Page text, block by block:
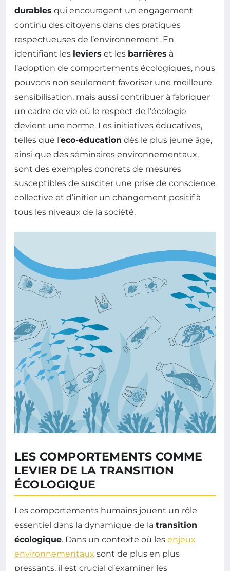
durables qui encouragent un engagement
continu des citoyens dans des pratiques
respectueuses de l’environnement. En
identifiant les leviers et les barrières à
l’adoption de comportements écologiques, nous
pouvons non seulement favoriser une meilleure
sensibilisation, mais aussi contribuer à fabriquer
un cadre de vie où le respect de l’écologie
devient une norme. Les initiatives éducatives,
telles que l’eco-éducation dès le plus jeune âge,
ainsi que des séminaires environnementaux,
sont des exemples concrets de mesures
susceptibles de susciter une prise de conscience
collective et d’initier un changement positif à
tous les niveaux de la société.
LES COMPORTEMENTS COMME
LEVIER DE LA TRANSITION
ÉCOLOGIQUE
Les comportements humains jouent un rôle
essentiel dans la dynamique de la transition
écologique. Dans un contexte où les enjeux
environnementaux sont de plus en plus
pressants, il est crucial d’examiner les